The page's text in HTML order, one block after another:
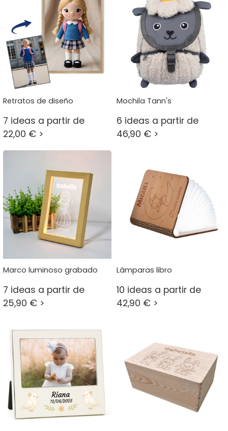
Retratos de diseño
7 ideas a partir de
22,00 € >
Mochila Tann's
6 ideas a partir de
46,90 € >
Marco luminoso grabado
7 ideas a partir de
25,90 € >
Lámparas libro
10 ideas a partir de
42,90 € >